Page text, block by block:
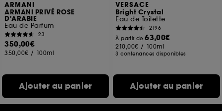
ARMANI
ARMANI PRIVÉ ROSE
D'ARABIE
Eau de Parfum
23
350,00€
350,00€ / 100ml
Ajouter au panier
VERSACE
Bright Crystal
Eau de Toilette
2196
À partir de63,00€
210,00€ / 100ml
3 contenances disponibles
Ajouter au panier